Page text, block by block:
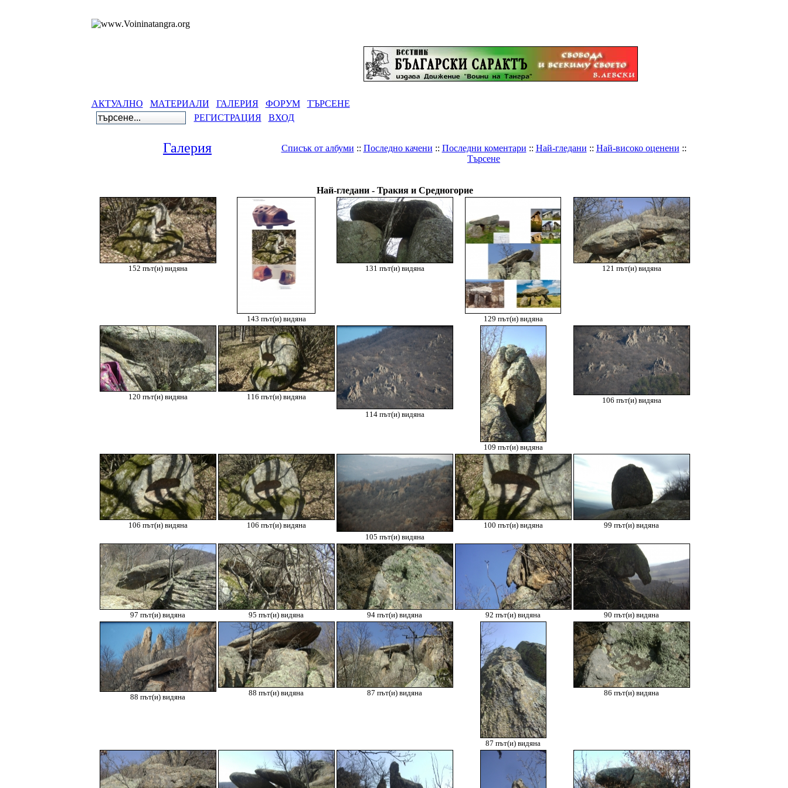
АКТУАЛНО МАТЕРИАЛИ ГАЛЕРИЯ ФОРУМ
ТЪРСЕНЕ
РЕГИСТРАЦИЯ
ВХОД
Галерия Списък от албуми :: Последно качени :: Последни коментари :: Най-гледани :: Най-високо оценени ::
Търсене
Най-гледани - Тракия и Средногорие
152 път(и) видяна
143 път(и) видяна
131 път(и) видяна
129 път(и) видяна
121 път(и) видяна
120 път(и) видяна 116 път(и) видяна
114 път(и) видяна
109 път(и) видяна
106 път(и) видяна
106 път(и) видяна
106 път(и) видяна
105 път(и) видяна
100 път(и) видяна 99 път(и) видяна
97 път(и) видяна 95 път(и) видяна 94 път(и) видяна 92 път(и) видяна 90 път(и) видяна
88 път(и) видяна 88 път(и) видяна 87 път(и) видяна
87 път(и) видяна
86 път(и) видяна